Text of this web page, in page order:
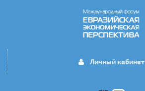
Личный кабинет